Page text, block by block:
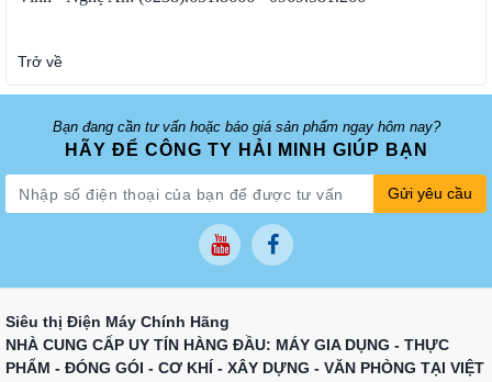
Trở về
Bạn đang cần tư vấn hoặc báo giá sản phẩm ngay hôm nay?
HÃY ĐỂ CÔNG TY HẢI MINH GIÚP BẠN
Gửi yêu cầu
Siêu thị Điện Máy Chính Hãng
NHÀ CUNG CẤP UY TÍN HÀNG ĐẦU: MÁY GIA DỤNG - THỰC
PHẨM - ĐÓNG GÓI - CƠ KHÍ - XÂY DỰNG - VĂN PHÒNG TẠI VIỆT